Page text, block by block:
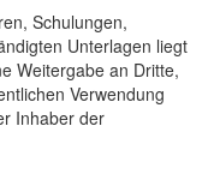
Schulungen,
Unterlagen liegt
Weitergabe an Dritte,
Verwendung
Inhaber der